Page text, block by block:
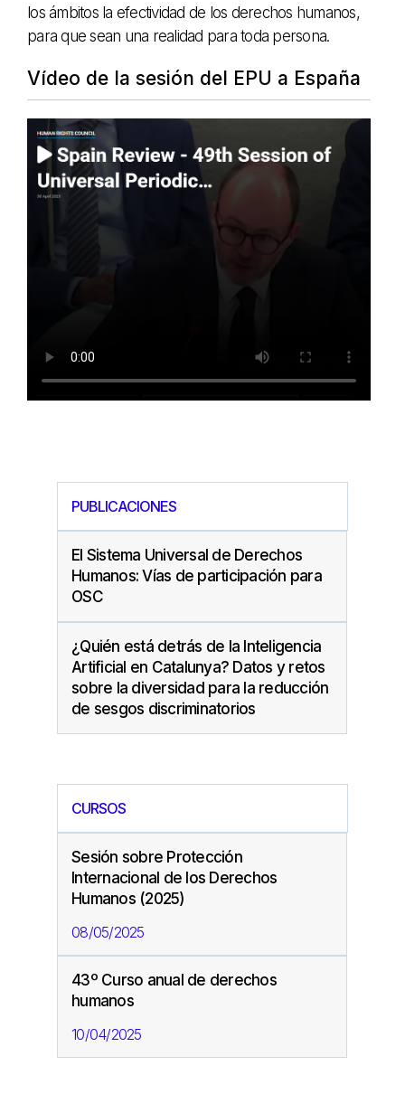
los ámbitos la efectividad de los derechos humanos,
para que sean una realidad para toda persona.
Vídeo de la sesión del EPU a España
PUBLICACIONES
El Sistema Universal de Derechos
Humanos: Vías de participación para
OSC
¿Quién está detrás de la Inteligencia
Artificial en Catalunya? Datos y retos
sobre la diversidad para la reducción
de sesgos discriminatorios
CURSOS
Sesión sobre Protección
Internacional de los Derechos
Humanos (2025)
08/05/2025
43º Curso anual de derechos
humanos
10/04/2025